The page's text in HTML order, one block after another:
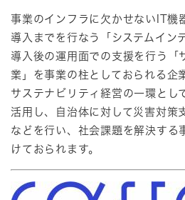
事業のインフラに欠かせないIT機
導入までを行なう「システムイン
導入後の運用面での支援を行う「
業」を事業の柱としておられる企
サステナビリティ経営の一環とし
活用し、自治体に対して災害対策
などを行い、社会課題を解決する
けておられます。​